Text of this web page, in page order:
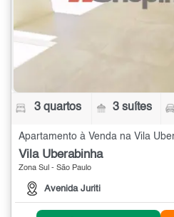
3 quartos 3 suítes
Vila Uberabinha
Zona Sul - São Paulo
Avenida Juriti